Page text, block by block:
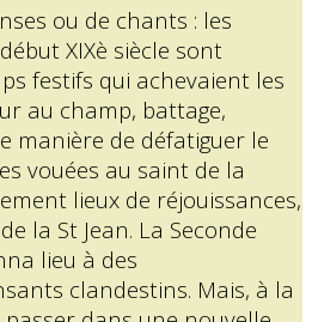
ou de chants : les
XIXè siècle sont
festifs qui achevaient les
au champ, battage,
manière de défatiguer le
vouées au saint de la
lieux de réjouissances,
la St Jean. La Seconde
lieu à des
clandestins. Mais, à la